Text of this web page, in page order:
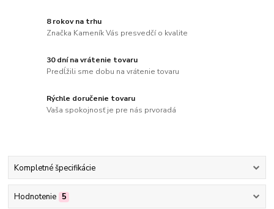
8 rokov na trhu
Značka Kameník Vás presvedčí o kvalite
30 dní na vrátenie tovaru
Predĺžili sme dobu na vrátenie tovaru
Rýchle doručenie tovaru
Vaša spokojnosť je pre nás prvoradá
Kompletné špecifikácie
Hodnotenie 5